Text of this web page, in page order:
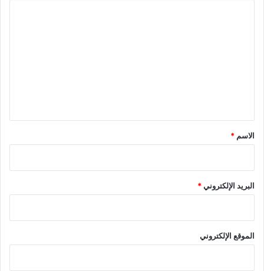
*
الاسم *
البريد الإلكتروني*
الموقع الإلكتروني